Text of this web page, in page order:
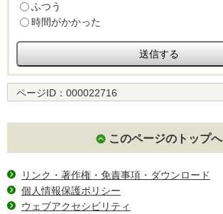
ふつう
時間がかかった
ページID： 000022716
このページのトップへ
リンク・著作権・免責事項・ダウンロード
個人情報保護ポリシー
ウェブアクセシビリティ